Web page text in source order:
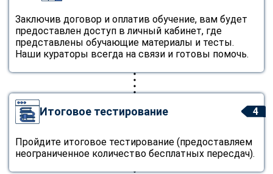
Заключив договор и оплатив обучение, вам будет
предоставлен доступ в личный кабинет, где
представлены обучающие материалы и тесты.
Наши кураторы всегда на связи и готовы помочь.
4
Итоговое тестирование
Пройдите итоговое тестирование (предоставляем
неограниченное количество бесплатных пересдач).